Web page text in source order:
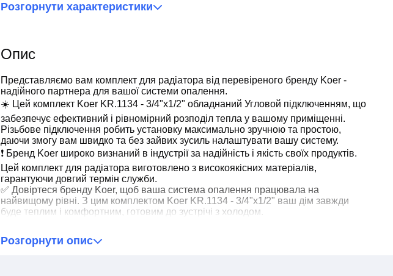
Розгорнути характеристики
Опис
Представляємо вам комплект для радіатора від перевіреного бренду Koer -
надійного партнера для вашої системи опалення.
☀️ Цей комплект Koer KR.1134 - 3/4"x1/2" обладнаний Угловой підключенням, що
забезпечує ефективний і рівномірний розподіл тепла у вашому приміщенні.
Різьбове підключення робить установку максимально зручною та простою,
даючи змогу вам швидко та без зайвих зусиль налаштувати вашу систему.
❗️ Бренд Koer широко визнаний в індустрії за надійність і якість своїх продуктів.
Цей комплект для радіатора виготовлено з високоякісних матеріалів,
гарантуючи довгий термін служби.
✅ Довіртеся бренду Koer, щоб ваша система опалення працювала на
найвищому рівні. З цим комплектом Koer KR.1134 - 3/4"x1/2" ваш дім завжди
буде теплим і комфортним, готовим до зустрічі з холодом.
Розгорнути опис